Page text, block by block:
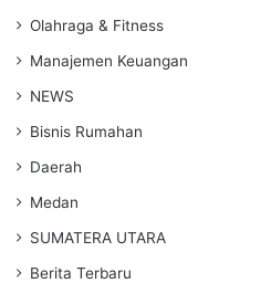
Olahraga & Fitness
Manajemen Keuangan
NEWS
Bisnis Rumahan
Daerah
Medan
SUMATERA UTARA
Berita Terbaru